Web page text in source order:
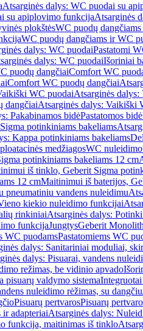
Atsarginės dalys: WC puodai su
su apiplovimo funkcijaAtsarginės
plokštėsWC puodų
WC puodų dangčiams ir WC
dalys: WC puodaiPastatomi
dalys: WC puodaiIšoriniai
puodų dangčiaiComfort WC
Comfort WC puodų dangčiai
WC puodaiAtsarginės
dangčiaiAtsarginės dalys: Vaikiški
Pakabinamos bidėPastatomos bidė
Sigma potinkiniams bakeliams
Kappa potinkiniams bakeliams
medžiagosWC
potinkiniams bakeliams 12 cm
iš tinklo, Geberit Sigma
12 cmMaitinimui iš baterijos,
pneumatiniu vandens nuleidimu
kiekio nuleidimo funkcijai
rinkiniaiAtsarginės dalys:
funkcijaJungtysGeberit
WC puodamsPastatomiems WC
dalys: Sanitariniai moduliai,
dalys: Pisuarai, vandens
režimas, be vidinio apvado
pisuarų valdymo sistema
nuleidimo rėžimas, su
Pisuarų pertvarosPisuarų
adapteriaiAtsarginės dalys:
funkcija, maitinimas iš tinklo